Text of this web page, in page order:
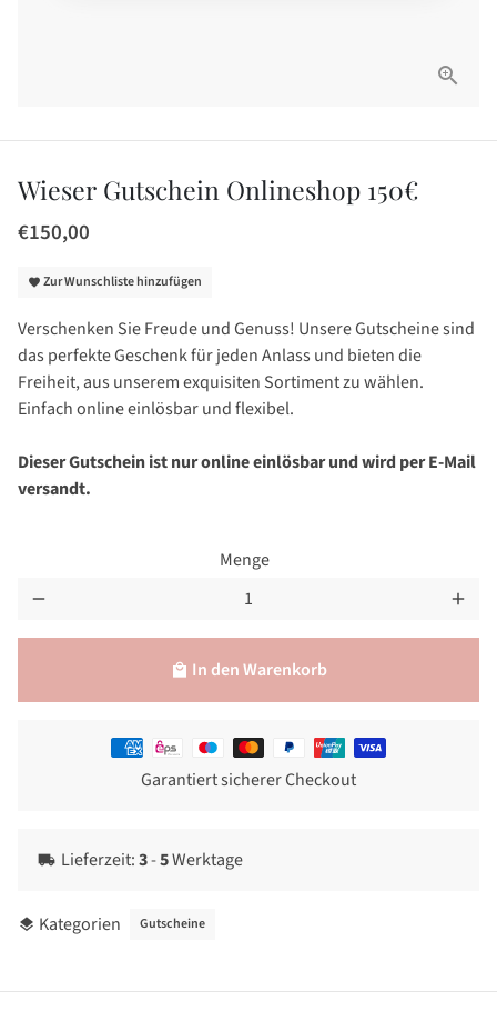
Wieser Gutschein Onlineshop 150€
€150,00
favorite Zur Wunschliste hinzufügen
Verschenken Sie Freude und Genuss! Unsere Gutscheine sind
das perfekte Geschenk für jeden Anlass und bieten die
Freiheit, aus unserem exquisiten Sortiment zu wählen.
Einfach online einlösbar und flexibel.
Dieser Gutschein ist nur online einlösbar und wird per E-Mail
versandt.
Menge
remove add
local_mall In den Warenkorb
Garantiert sicherer Checkout
Zahlungsmethoden
local_shipping Lieferzeit:3-5Werktage
layers Kategorien Gutscheine